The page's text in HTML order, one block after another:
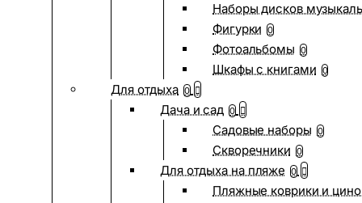
Наборы дисков
Фигурки 0
Фотоальбомы 0
Шкафы с книгами 0
Для отдыха 0
Дача и сад 0
Садовые наборы 0
Скворечники 0
Для отдыха на пляже 0
Пляжные коврики и